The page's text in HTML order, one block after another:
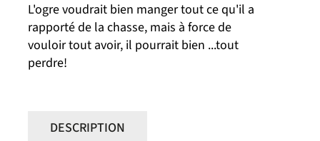
L'ogre voudrait bien manger tout ce qu'il a
rapporté de la chasse, mais à force de
vouloir tout avoir, il pourrait bien ...tout
perdre!
DESCRIPTION